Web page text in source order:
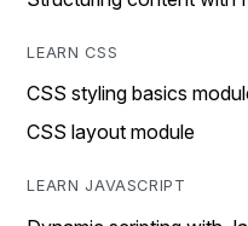
LEARN CSS
CSS styling basics
CSS layout module
LEARN JAVASCRIPT